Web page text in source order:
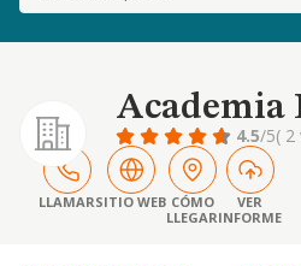
Academia
4.5/5(
LLAMARSITIO WEB CÓMO
LLEGAR
VER
INFORME